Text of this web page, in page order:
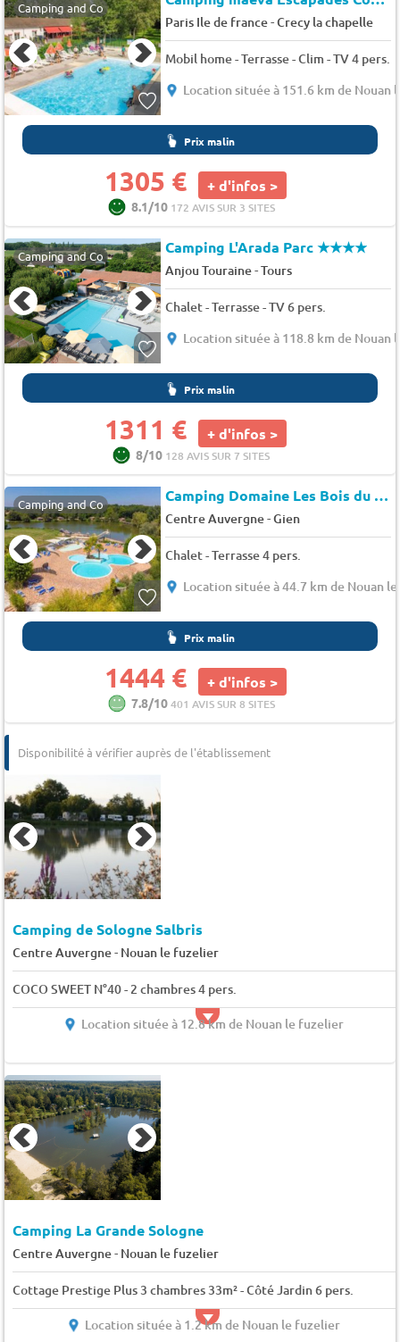
Camping and Co
Paris Ile de france-Crecy la chapelle
Mobil home - Terrasse - Clim - TV 4 pers.
Location située à 151.6 km de Nouan
Prix malin
1305 € + d'infos >
8.1/10 172 AVIS SUR 3 SITES
Camping and Co Camping L'Arada Parc★★★★
Anjou Touraine-Tours
Chalet - Terrasse - TV 6 pers.
Location située à 118.8 km de Nouan
Prix malin
1311 € + d'infos >
8/10 128 AVIS SUR 7 SITES
Camping and Co Camping Domaine Les Bois du Bardelet
Centre Auvergne-Gien
Chalet - Terrasse 4 pers.
Location située à 44.7 km de Nouan
Prix malin
1444 € + d'infos >
7.8/10401 AVIS SUR 8 SITES
Disponibilité à vérifier auprès de l'établissement
Camping de Sologne Salbris
Centre Auvergne- Nouan le fuzelier
COCO SWEET N°40 - 2 chambres 4 pers.
Location située à 12.8 km de Nouan le fuzelier
Camping La Grande Sologne
Centre Auvergne- Nouan le fuzelier
Cottage Prestige Plus 3 chambres 33m² - Côté Jardin 6 pers.
Location située à 1.2 km de Nouan le fuzelier